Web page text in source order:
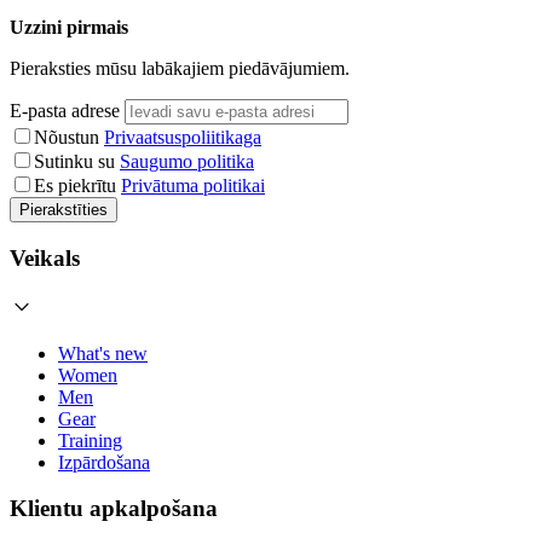
Uzzini pirmais
Pieraksties mūsu labākajiem piedāvājumiem.
E-pasta adrese
Nõustun Privaatsuspoliitikaga
Sutinku su Saugumo politika
Es piekrītu Privātuma politikai
Pierakstīties
Veikals
What's new
Women
Men
Gear
Training
Izpārdošana
Klientu apkalpošana